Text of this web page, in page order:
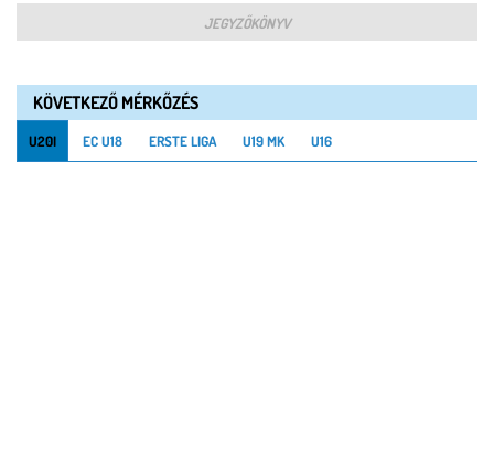
JEGYZŐKÖNYV
KÖVETKEZŐ MÉRKŐZÉS
U20I EC U18 ERSTE LIGA U19 MK U16